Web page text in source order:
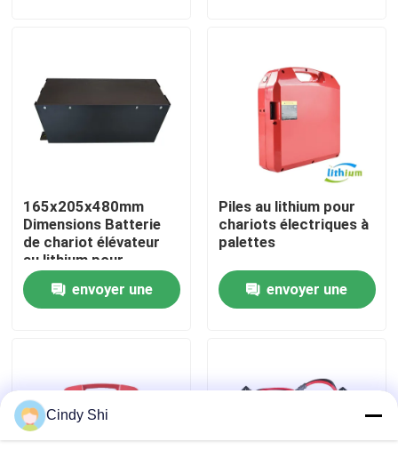
Visite d'usine
Demandez une citation
batterie au lithium de chariot élévateur
Batterie de chariot élévateur au lithium-ion de 48 volts
Batterie de camion de palette
165x205x480mm
Dimensions Batterie
de chariot élévateur
au lithium pour
applications lourdes
envoyer une
Piles au lithium pour
chariots électriques à
palettes
envoyer une
Cindy Shi